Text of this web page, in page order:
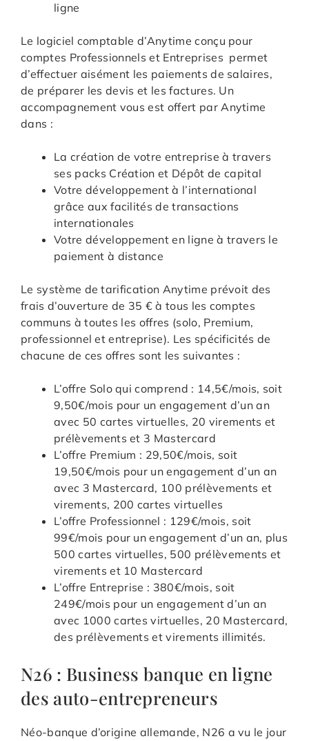
ligne
Le logiciel comptable d’Anytime conçu pour
comptes Professionnels et Entreprises permet
d’effectuer aisément les paiements de salaires,
de préparer les devis et les factures. Un
accompagnement vous est offert par Anytime
dans :
La création de votre entreprise à travers
ses packs Création et Dépôt de capital
Votre développement à l’international
grâce aux facilités de transactions
internationales
Votre développement en ligne à travers le
paiement à distance
Le système de tarification Anytime prévoit des
frais d’ouverture de 35 € à tous les comptes
communs à toutes les offres (solo, Premium,
professionnel et entreprise). Les spécificités de
chacune de ces offres sont les suivantes :
L’offre Solo qui comprend : 14,5€/mois, soit
9,50€/mois pour un engagement d’un an
avec 50 cartes virtuelles, 20 virements et
prélèvements et 3 Mastercard
L’offre Premium : 29,50€/mois, soit
19,50€/mois pour un engagement d’un an
avec 3 Mastercard, 100 prélèvements et
virements, 200 cartes virtuelles
L’offre Professionnel : 129€/mois, soit
99€/mois pour un engagement d’un an, plus
500 cartes virtuelles, 500 prélèvements et
virements et 10 Mastercard
L’offre Entreprise : 380€/mois, soit
249€/mois pour un engagement d’un an
avec 1000 cartes virtuelles, 20 Mastercard,
des prélèvements et virements illimités.
N26 : Business banque en ligne
des auto-entrepreneurs
Néo-banque d’origine allemande, N26 a vu le jour